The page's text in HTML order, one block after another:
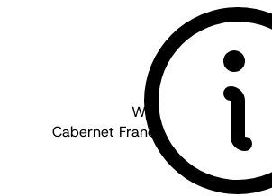
Weingut Dambach -
Cabernet Franc Großkarlbacher
trocken